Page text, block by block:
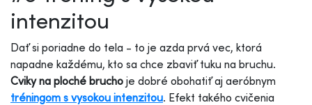
intenzitou
Dať si poriadne do tela - to je azda prvá vec, ktorá
napadne každému, kto sa chce zbaviť tuku na bruchu.
Cviky na ploché brucho je dobré obohatiť aj aeróbnym
tréningom s vysokou intenzitou. Efekt takého cvičenia